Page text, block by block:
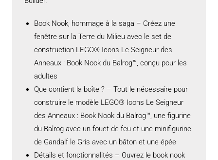
Book Nook, hommage à la saga – Créez une
fenêtre sur la Terre du Milieu avec le set de
construction LEGO® Icons Le Seigneur des
Anneaux : Book Nook du Balrog™, conçu pour les
adultes
Que contient la boîte ? – Tout le nécessaire pour
construire le modèle LEGO® Icons Le Seigneur
des Anneaux : Book Nook du Balrog™, une figurine
du Balrog avec un fouet de feu et une minifigurine
de Gandalf le Gris avec un bâton et une épée
Détails et fonctionnalités – Ouvrez le book nook